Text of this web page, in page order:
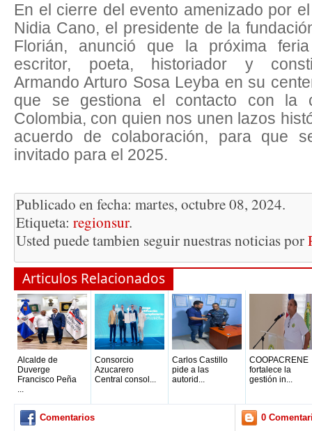
En el cierre del evento amenizado por
Nidia Cano, el presidente de la
Florián, anunció que la próxima
escritor, poeta, historiador y
Armando Arturo Sosa Leyba en su
que se gestiona el contacto con la
Colombia, con quien nos unen lazos
acuerdo de colaboración, para que
invitado para el 2025.
Publicado en fecha: martes, octubre 08, 2024.
Etiqueta: regionsur.
Usted puede tambien seguir nuestras noticias por
Articulos Relacionados
Alcalde de
Duverge
Francisco Peña
...
Consorcio
Azucarero
Central consol...
Carlos Castillo
pide a las
autorid...
COOPACRENE
fortalece la
gestión in...
Comentarios 0